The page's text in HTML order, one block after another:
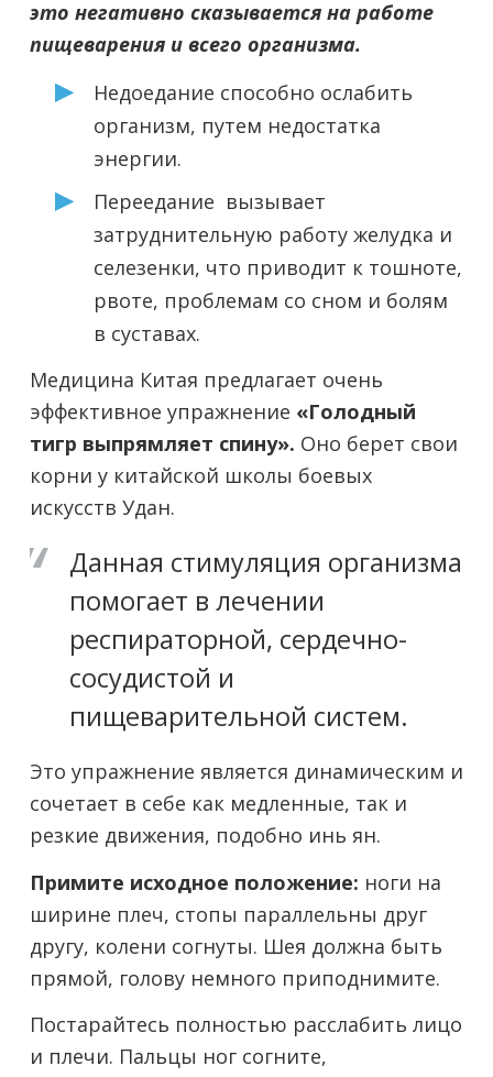
это негативно сказывается на работе
пищеварения и всего организма.
Недоедание способно ослабить
организм, путем недостатка
энергии.
Переедание вызывает
затруднительную работу желудка и
селезенки, что приводит к тошноте,
рвоте, проблемам со сном и болям
в суставах.
Медицина Китая предлагает очень
эффективное упражнение «Голодный
тигр выпрямляет спину». Оно берет свои
корни у китайской школы боевых
искусств Удан.
Данная стимуляция организма
помогает в лечении
респираторной, сердечно-
сосудистой и
пищеварительной систем.
Это упражнение является динамическим и
сочетает в себе как медленные, так и
резкие движения, подобно инь ян.
Примите исходное положение: ноги на
ширине плеч, стопы параллельны друг
другу, колени согнуты. Шея должна быть
прямой, голову немного приподнимите.
Постарайтесь полностью расслабить лицо
и плечи. Пальцы ног согните,